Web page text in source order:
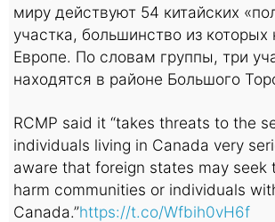
миру действуют 54 китайских
участка, большинство из которых
Европе. По словам группы, три
находятся в районе Большого
RCMP said it “takes threats to the
individuals living in Canada very
aware that foreign states may seek
harm communities or individuals
Canada.”https://t.co/Wfbih0vH6f